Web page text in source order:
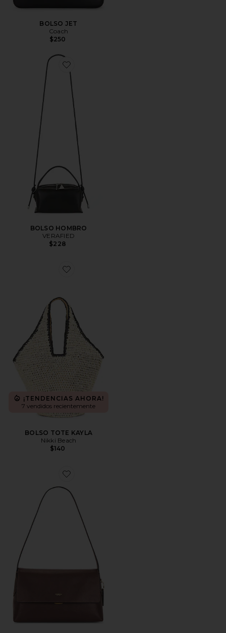
BOLSO JET
Coach
$250
Favorite BOLSO HOMBRO
BOLSO HOMBRO
VERAFIED
$228
Favorite BOLSO TOTE KAYLA
¡TENDENCIAS AHORA!
7 vendidos recientemente
BOLSO TOTE KAYLA
Nikki Beach
$140
Favorite BOLSO CHELSEA